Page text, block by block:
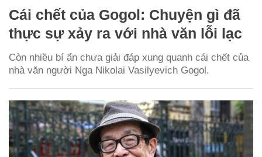
Cái chết của Gogol: Chuyện gì đã
thực sự xảy ra với nhà văn lỗi lạc
Còn nhiều bí ẩn chưa giải đáp xung quanh cái chết của
nhà văn người Nga Nikolai Vasilyevich Gogol.